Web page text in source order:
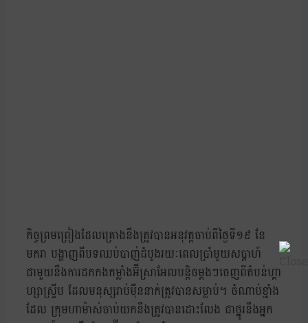
កិច្ចព្រមព្រៀងដែលគ្រោងនឹងត្រូវបានអនុវត្តចាប់ពីថ្ងៃទី១៩ ខែ
មករា បង្ហាញពីបទឈប់បាញ់ដំបូងរយៈពេលប្រាំមួយសប្តាហ៍
ជាមួយនឹងការដកកងកម្លាំងអ៊ីស្រាអែលបន្តិចម្តងៗចេញពីតំបន់ហ្គា
ហ្សាស្ទ្រីប ដែលមនុស្សរាប់ម៉ឺននាក់ត្រូវបានសម្លាប់។ ចំណាប់ខ្មាំង
ដែល ក្រុមហាម៉ាស់ចាប់យកនឹងត្រូវបានដោះលែង ជាថ្នូរនឹងអ្នក